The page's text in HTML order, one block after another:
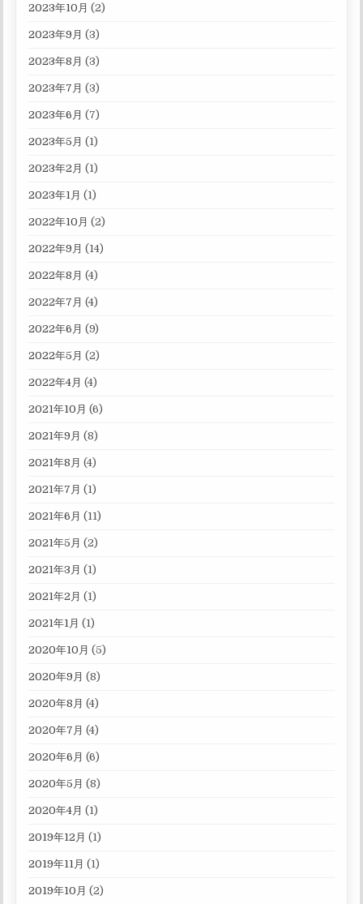
2023年10月 (2)
2023年9月 (3)
2023年8月 (3)
2023年7月 (3)
2023年6月 (7)
2023年5月 (1)
2023年2月 (1)
2023年1月 (1)
2022年10月 (2)
2022年9月 (14)
2022年8月 (4)
2022年7月 (4)
2022年6月 (9)
2022年5月 (2)
2022年4月 (4)
2021年10月 (6)
2021年9月 (8)
2021年8月 (4)
2021年7月 (1)
2021年6月 (11)
2021年5月 (2)
2021年3月 (1)
2021年2月 (1)
2021年1月 (1)
2020年10月 (5)
2020年9月 (8)
2020年8月 (4)
2020年7月 (4)
2020年6月 (6)
2020年5月 (8)
2020年4月 (1)
2019年12月 (1)
2019年11月 (1)
2019年10月 (2)